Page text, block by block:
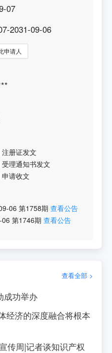
07
2031-09-06
申请人
注册证发文
受理通知书发文
申请收文
06 第1758期 查看公告
第1746期 查看公告
查看全部 >
成功举办
经济的深度融合将根本
传周|记者谈知识产权